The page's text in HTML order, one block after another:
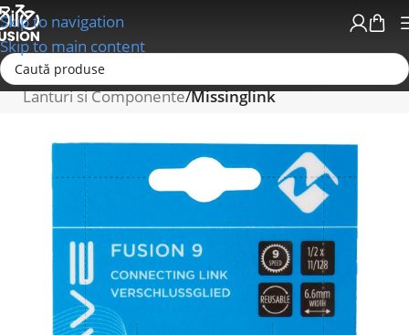
Skip to navigation
Skip to main content
Prima pagină
Lanturi si Componente Missinglink